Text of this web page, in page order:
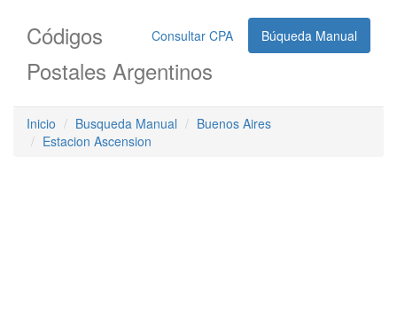
Consultar CPA Búqueda Manual
Códigos
Postales Argentinos
Inicio Busqueda Manual
Buenos Aires
Estacion Ascension